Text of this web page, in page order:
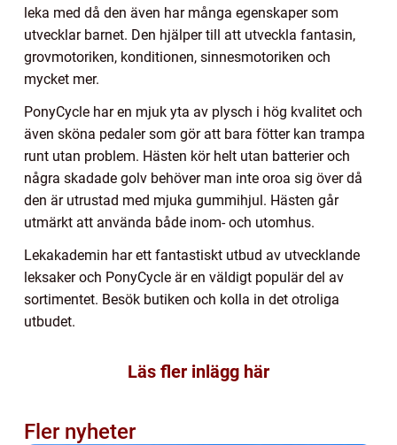
leka med då den även har många egenskaper som
utvecklar barnet. Den hjälper till att utveckla fantasin,
grovmotoriken, konditionen, sinnesmotoriken och
mycket mer.
PonyCycle har en mjuk yta av plysch i hög kvalitet och
även sköna pedaler som gör att bara fötter kan trampa
runt utan problem. Hästen kör helt utan batterier och
några skadade golv behöver man inte oroa sig över då
den är utrustad med mjuka gummihjul. Hästen går
utmärkt att använda både inom- och utomhus.
Lekakademin har ett fantastiskt utbud av utvecklande
leksaker och PonyCycle är en väldigt populär del av
sortimentet. Besök butiken och kolla in det otroliga
utbudet.
Läs fler inlägg här
Fler nyheter